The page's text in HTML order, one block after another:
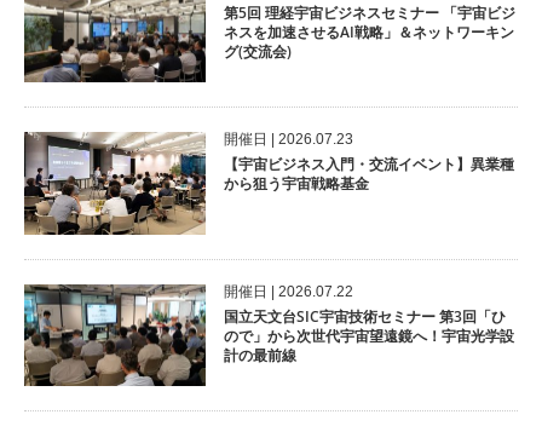
第5回 理経宇宙ビジネスセミナー 「宇宙ビジ
ネスを加速させるAI戦略」＆ネットワーキン
グ(交流会)
開催⽇ | 2026.07.23
【宇宙ビジネス入門・交流イベント】異業種
から狙う宇宙戦略基金
開催⽇ | 2026.07.22
国立天文台SIC宇宙技術セミナー 第3回「ひ
ので」から次世代宇宙望遠鏡へ！宇宙光学設
計の最前線